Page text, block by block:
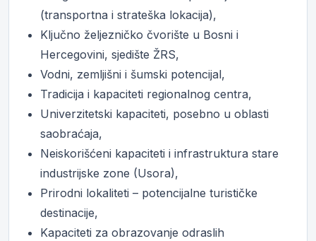
(transportna i strateška lokacija),
Ključno željezničko čvorište u Bosni i
Hercegovini, sjedište ŽRS,
Vodni, zemljišni i šumski potencijal,
Tradicija i kapaciteti regionalnog centra,
Univerzitetski kapaciteti, posebno u oblasti
saobraćaja,
Neiskorišćeni kapaciteti i infrastruktura stare
industrijske zone (Usora),
Prirodni lokaliteti – potencijalne turističke
destinacije,
Kapaciteti za obrazovanje odraslih